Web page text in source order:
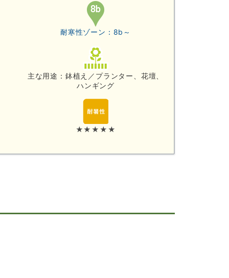
耐寒性ゾーン：8b～
主な用途：鉢植え／プランター、花壇、
ハンギング
★★★★★